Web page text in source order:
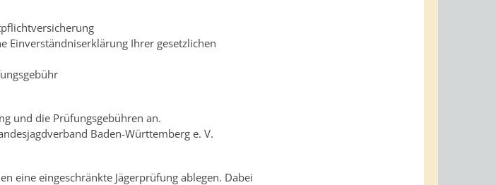
Einverständniserklärung Ihrer gesetzlichen
und die Prüfungsgebühren an.
Baden-Württemberg e. V.
eine eingeschränkte Jägerprüfung ablegen. Dabei